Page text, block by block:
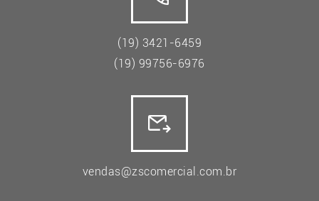
(19) 3421-6459
(19) 99756-6976
vendas@zscomercial.com.br